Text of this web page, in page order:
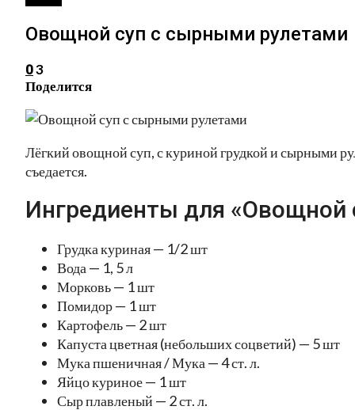
Овощной суп с сырными рулетами
03
Поделится
Лёгкий овощной суп, с куриной грудкой и сырными
съедается.
Ингредиенты для «Овощной
Грудка куриная — 1/2 шт
Вода — 1, 5 л
Морковь — 1 шт
Помидор — 1 шт
Картофель — 2 шт
Капуста цветная (небольших соцветий) — 5 шт
Мука пшеничная / Мука — 4 ст. л.
Яйцо куриное — 1 шт
Сыр плавленый — 2 ст. л.